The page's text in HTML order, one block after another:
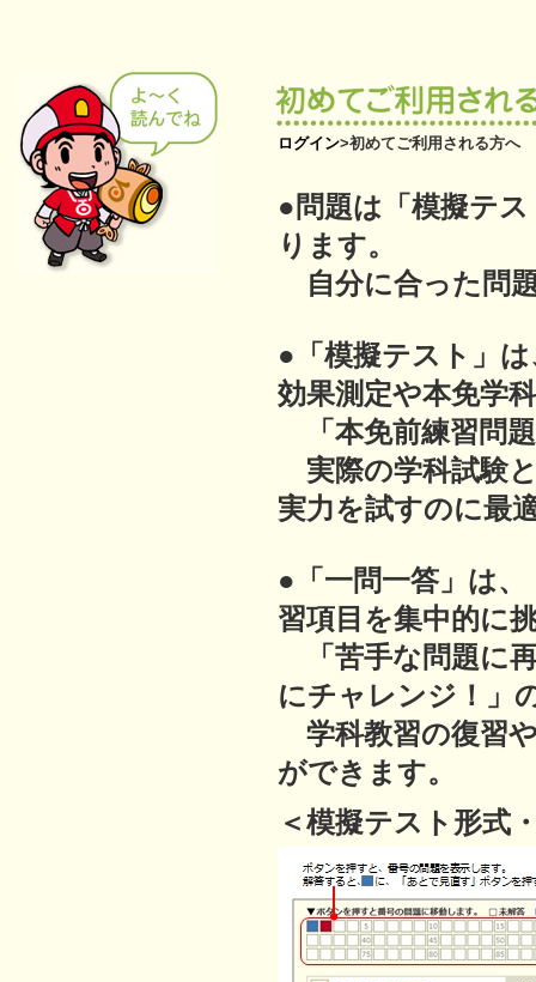
ログイン>初めてご利用される方へ
●問題は「模擬テ
ります。
自分に合った問
●「模擬テスト」
効果測定や本免学
「本免前練習問
実際の学科試験
実力を試すのに最
●「一問一答」は
習項目を集中的に
「苦手な問題に
にチャレンジ！」
学科教習の復習
ができます。
＜模擬テスト形式